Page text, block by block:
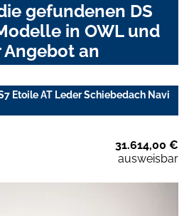
gefundenen DS
in OWL und
an
Etoile AT Leder Schiebedach Navi
31.614,00 €
ausweisbar